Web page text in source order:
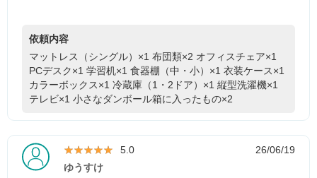
依頼内容
マットレス（シングル）×1 布団類×2 オフィスチェア×1
PCデスク×1 学習机×1 食器棚（中・小）×1 衣装ケース×1
カラーボックス×1 冷蔵庫（1・2ドア）×1 縦型洗濯機×1
テレビ×1 小さなダンボール箱に入ったもの×2
★★★★★
★★★★★ 5.0
26/06/19
ゆうすけ